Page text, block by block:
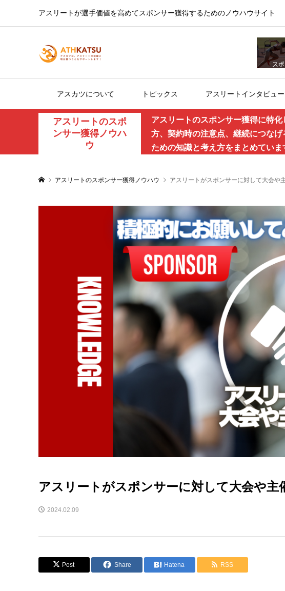
アスリートが選手価値を高めてスポンサー獲得するためのノウハウサイト
アスカツについて トピックス アスリートインタビュー
アスリートのスポ
ンサー獲得ノウハ
ウ
アスリートのスポンサー獲得に特
方、契約時の注意点、継続につな
ための知識と考え方をまとめていま
アスリートのスポンサー獲得ノウハウ アスリートがスポンサーに対して大会や
アスリートがスポンサーに対して大会や
2024.02.09
Post Share Hatena RSS